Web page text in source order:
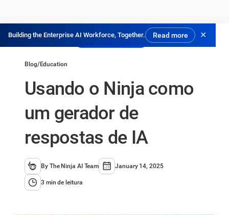
Building the Enterprise AI Workforce, Together. Read more ✕
Experimente Grátis
Blog/Education
Usando o Ninja como
um gerador de
respostas de IA
By The Ninja AI Team January 14, 2025
3 min de leitura